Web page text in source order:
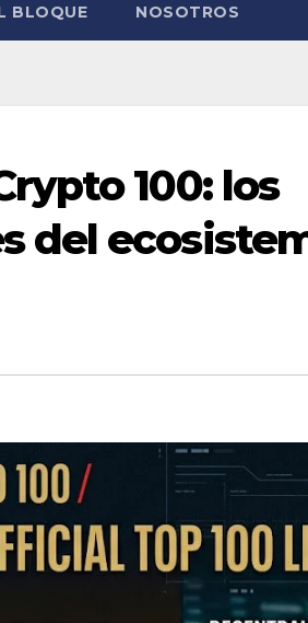
BLOQUE NOSOTROS
100: los
del